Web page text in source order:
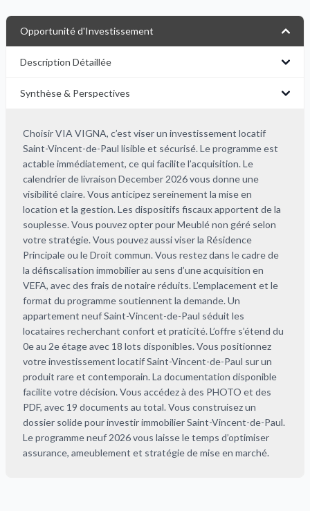
Opportunité d'Investissement
Description Détaillée
Synthèse & Perspectives
Choisir VIA VIGNA, c’est viser un investissement locatif
Saint-Vincent-de-Paul lisible et sécurisé. Le programme est
actable immédiatement, ce qui facilite l’acquisition. Le
calendrier de livraison December 2026 vous donne une
visibilité claire. Vous anticipez sereinement la mise en
location et la gestion. Les dispositifs fiscaux apportent de la
souplesse. Vous pouvez opter pour Meublé non géré selon
votre stratégie. Vous pouvez aussi viser la Résidence
Principale ou le Droit commun. Vous restez dans le cadre de
la défiscalisation immobilier au sens d’une acquisition en
VEFA, avec des frais de notaire réduits. L’emplacement et le
format du programme soutiennent la demande. Un
appartement neuf Saint-Vincent-de-Paul séduit les
locataires recherchant confort et praticité. L’offre s’étend du
0e au 2e étage avec 18 lots disponibles. Vous positionnez
votre investissement locatif Saint-Vincent-de-Paul sur un
produit rare et contemporain. La documentation disponible
facilite votre décision. Vous accédez à des PHOTO et des
PDF, avec 19 documents au total. Vous construisez un
dossier solide pour investir immobilier Saint-Vincent-de-Paul.
Le programme neuf 2026 vous laisse le temps d’optimiser
assurance, ameublement et stratégie de mise en marché.